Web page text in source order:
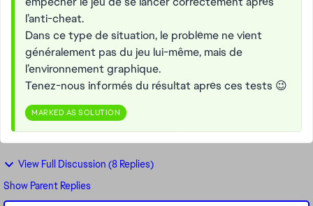
l’anti-cheat.
Dans ce type de situation, le problème ne vient
généralement pas du jeu lui-même, mais de
l’environnement graphique.
Tenez-nous informés du résultat après ces tests 😉
MARKED AS SOLUTION
View Full Discussion (8 Replies)
Show Parent Replies